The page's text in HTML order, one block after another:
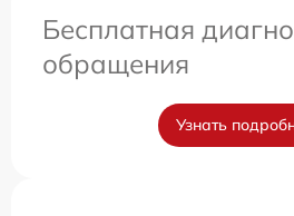
Бесплатная
обращения
Узнать